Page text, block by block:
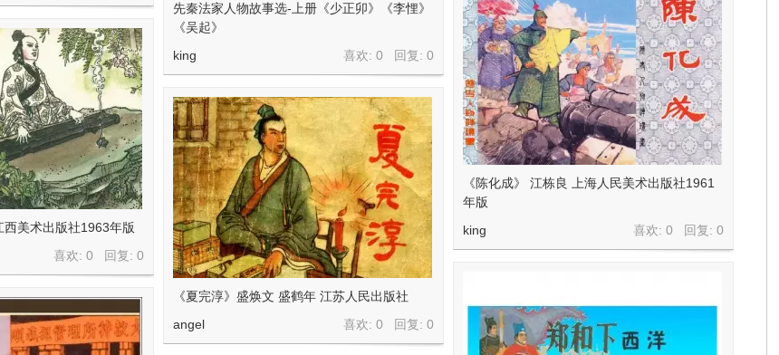
先秦法家人物故事选-上册《少正卯》《李悝》
《吴起》
喜欢: 0 回复:0
king
《陈化成》 江栋良 上海人民美术出版社1961
年版
喜欢: 0 回复:0
king
西美术出版社1963年版
喜欢: 0 回复:0
《夏完淳》盛焕文 盛鹤年 江苏人民出版社
喜欢: 0 回复:0
angel